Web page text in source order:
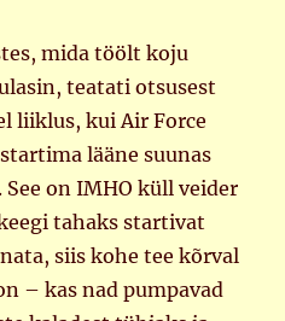
mida töölt koju
teatati otsusest
liiklus, kui Air Force
lääne suunas
on IMHO küll veider
tahaks startivat
siis kohe tee kõrval
– kas nad pumpavad